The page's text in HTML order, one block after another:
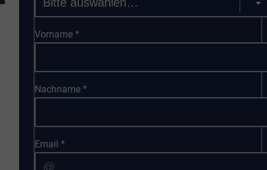
Vorname*
Nachname*
Email*